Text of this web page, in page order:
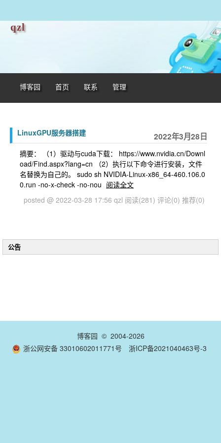
qzl
博客园 首页 联系 管理
2022年3月28日
LinuxGPU服务器搭建
摘要： （1）驱动与cuda下载： https://www.nvidia.cn/Downl
oad/Find.aspx?lang=cn （2）执行以下命令进行安装，文件
名替换为自己的。 sudo sh NVIDIA-Linux-x86_64-460.106.0
0.run -no-x-check -no-nou 阅读全文
posted @ 2022-03-28 17:56 qzl 阅读(281) 评论(0) 推荐(0)
公告
博客园 © 2004-2026
浙公网安备 33010602011771号
浙ICP备2021040463号-3